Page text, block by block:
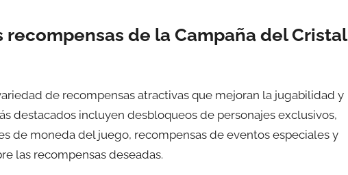
recompensas de la Campaña del Cristal
de recompensas atractivas que mejoran la jugabilidad y
destacados incluyen desbloqueos de personajes exclusivos,
de moneda del juego, recompensas de eventos especiales y
las recompensas deseadas.